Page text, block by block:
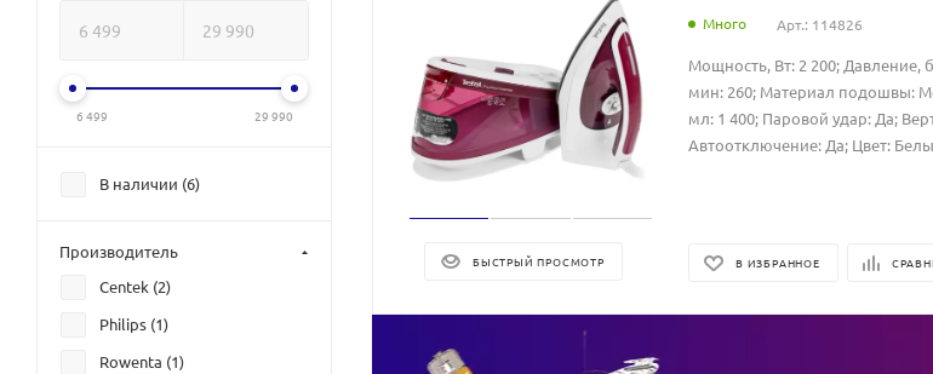
БЫСТРЫЙ ПРОСМОТР
Много Арт.: 114826
Мощность, Вт: 2 200; Давление,
мин: 260; Материал подошвы:
мл: 1 400; Паровой удар: Да;
Автоотключение: Да; Цвет:
В ИЗБРАННОЕ
6 499 29 990
В наличии (6)
Производитель
Centek (2)
Philips (1)
Rowenta (1)